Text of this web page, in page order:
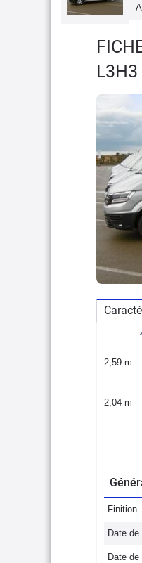
L3H3
2,59 m
2,04 m
Finition
Date
Date